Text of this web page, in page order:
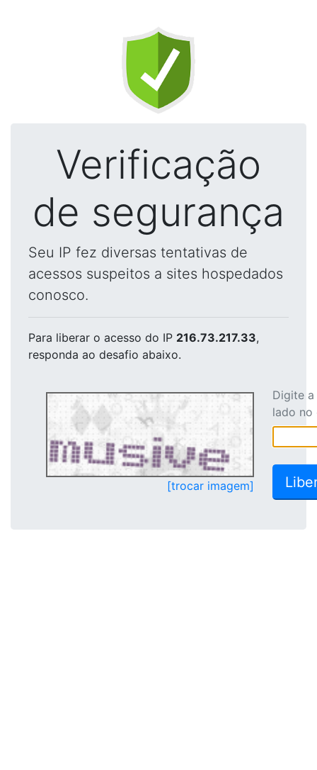
Verificação
de segurança
Seu IP fez diversas tentativas de
acessos suspeitos a sites hospedados
conosco.
Para liberar o acesso do IP 216.73.217.33,
responda ao desafio abaixo.
[trocar imagem]
Digite
lado no